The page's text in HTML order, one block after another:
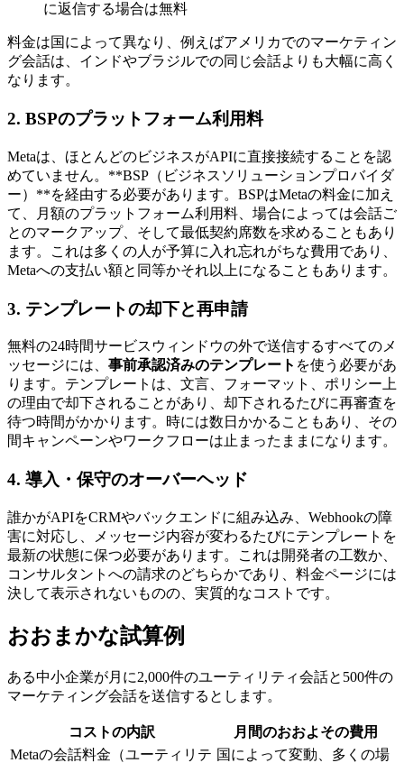
に返信する場合は無料
料金は国によって異なり、例えばアメリカでのマーケティン
グ会話は、インドやブラジルでの同じ会話よりも大幅に高く
なります。
2. BSPのプラットフォーム利用料
Metaは、ほとんどのビジネスがAPIに直接接続することを認
めていません。**BSP（ビジネスソリューションプロバイダ
ー）**を経由する必要があります。BSPはMetaの料金に加え
て、月額のプラットフォーム利用料、場合によっては会話ご
とのマークアップ、そして最低契約席数を求めることもあり
ます。これは多くの人が予算に入れ忘れがちな費用であり、
Metaへの支払い額と同等かそれ以上になることもあります。
3. テンプレートの却下と再申請
無料の24時間サービスウィンドウの外で送信するすべてのメ
ッセージには、 事前承認済みのテンプレート を使う必要があ
ります。テンプレートは、文言、フォーマット、ポリシー上
の理由で却下されることがあり、却下されるたびに再審査を
待つ時間がかかります。時には数日かかることもあり、その
間キャンペーンやワークフローは止まったままになります。
4. 導入・保守のオーバーヘッド
誰かがAPIをCRMやバックエンドに組み込み、Webhookの障
害に対応し、メッセージ内容が変わるたびにテンプレートを
最新の状態に保つ必要があります。これは開発者の工数か、
コンサルタントへの請求のどちらかであり、料金ページには
決して表示されないものの、実質的なコストです。
おおまかな試算例
ある中小企業が月に2,000件のユーティリティ会話と500件の
マーケティング会話を送信するとします。
コストの内訳
月間のおおよその費用
Metaの会話料金（ユーティリテ 国によって変動、多くの場